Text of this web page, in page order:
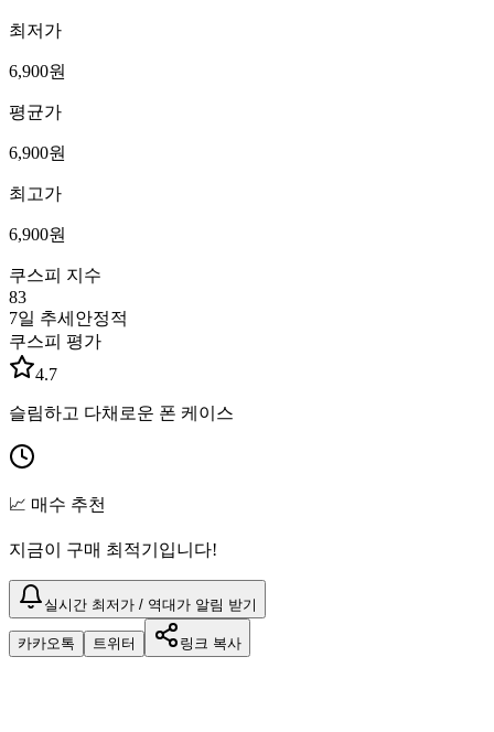
최저가
6,900원
평균가
6,900원
최고가
6,900원
쿠스피 지수
83
7일 추세 안정적
쿠스피 평가
4.7
슬림하고 다채로운 폰 케이스
📈 매수 추천
지금이 구매 최적기입니다!
실시간 최저가 / 역대가 알림 받기
카카오톡 트위터 링크 복사